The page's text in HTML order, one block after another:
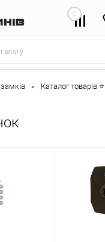
0
• Каталог товарів ⭐